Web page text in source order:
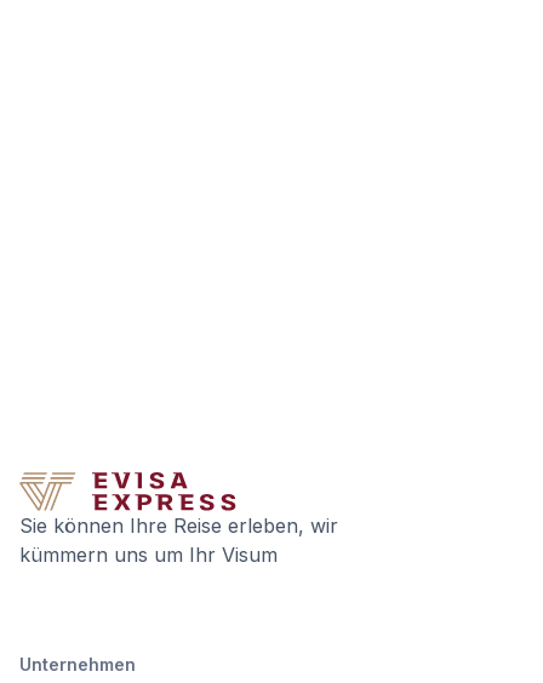
Sie können Ihre Reise erleben, wir
kümmern uns um Ihr Visum
Unternehmen